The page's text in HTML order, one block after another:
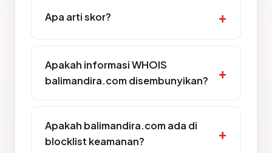
Apa arti skor?
Apakah informasi WHOIS
balimandira.com disembunyikan?
Apakah balimandira.com ada di
blocklist keamanan?